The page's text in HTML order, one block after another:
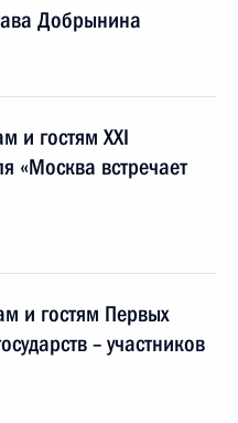
Добрынина
и гостям XXI
«Москва встречает
и гостям Первых
– участников